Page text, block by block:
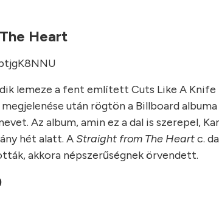
Heart
lemeze a fent említett Cuts Like A
után rögtön a Billboard
Az album, amin ez a dal is szerepel,
hét alatt. AStraight from The Heartc.
akkora népszerűségnek örvendett.